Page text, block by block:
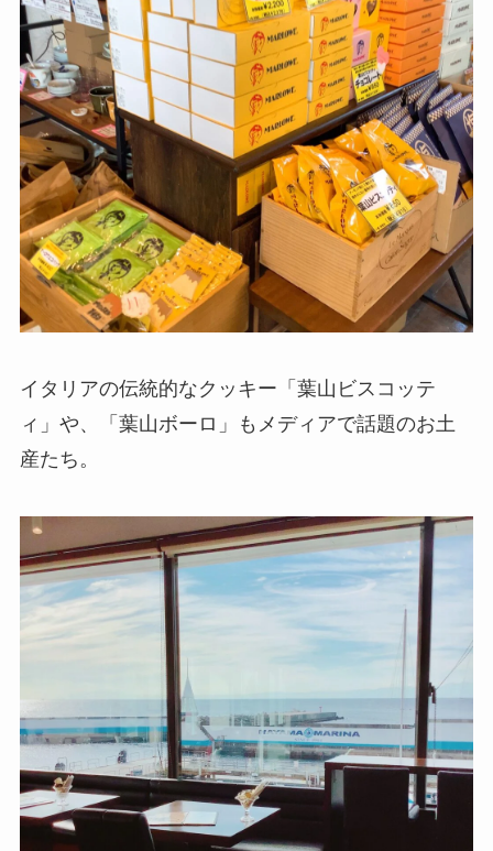
イタリアの伝統的なクッキー「葉山ビスコッテ
ィ」や、「葉山ボーロ」もメディアで話題のお土
産たち。